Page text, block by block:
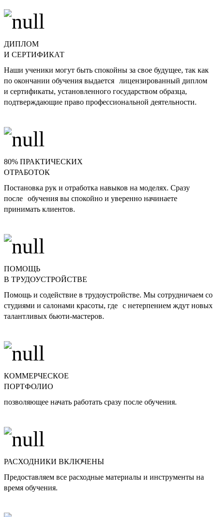
ДИПЛОМ
И СЕРТИФИКАТ
Наши ученики могут быть спокойны за свое будущее, так как
по окончании обучения выдается лицензированный диплом
и сертификаты, установленного государством образца,
подтверждающие право профессиональной деятельности.
80% ПРАКТИЧЕСКИХ
ОТРАБОТОК
Постановка рук и отработка навыков на моделях. Сразу
после обучения вы спокойно и уверенно начинаете
принимать клиентов.
ПОМОЩЬ
В ТРУДОУСТРОЙСТВЕ
Помощь и содействие в трудоустройстве. Мы сотрудничаем со
студиями и салонами красоты, где с нетерпением ждут новых
талантливых бьюти-мастеров.
КОММЕРЧЕСКОЕ
ПОРТФОЛИО
позволяющее начать работать сразу после обучения.
РАСХОДНИКИ ВКЛЮЧЕНЫ
Предоставляем все расходные материалы и инструменты на
время обучения.